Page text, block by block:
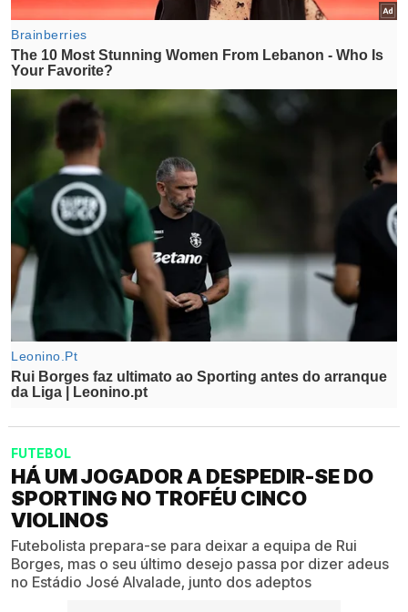
FUTEBOL
HÁ UM JOGADOR A DESPEDIR-SE DO
SPORTING NO TROFÉU CINCO
VIOLINOS
Futebolista prepara-se para deixar a equipa de Rui
Borges, mas o seu último desejo passa por dizer adeus
no Estádio José Alvalade, junto dos adeptos